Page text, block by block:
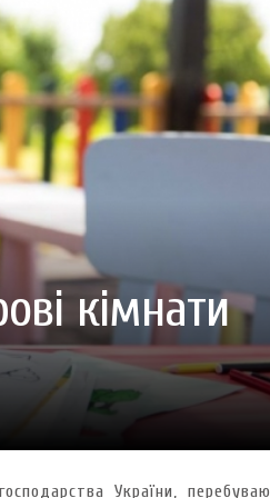
вже у VARUS - 20.10.2025
вже у VARUS - 10.10.2025
і керуючого баром
СПРОБУЙ ЗІ ЗНИЖКОЮ -40 %
400 ПОЗИЦІЙ,
кімнати
України,